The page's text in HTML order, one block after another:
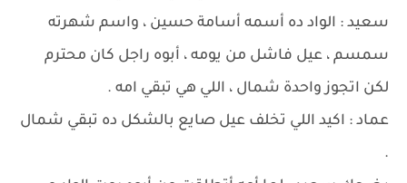
سعيد : الواد ده أسمه أسامة حسين ، واسم شهرته
سمسم ، عيل فاشل من يومه ، أبوه راجل كان محترم
لكن اتجوز واحدة شمال ، اللي هي تبقي امه .
عماد : اكيد اللي تخلف عيل صايع بالشكل ده تبقي شمال
.